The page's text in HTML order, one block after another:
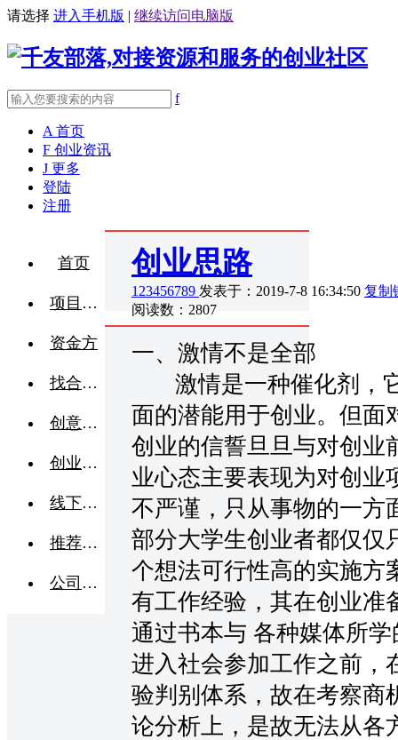
请选择 进入手机版 | 继续访问电脑版
f
A 首页
F 创业资讯
J 更多
登陆
注册
首页
项目融资
资金方
找合伙人
创意点子
创业交流
线下活动
推荐企业
公司转让
创业思路
123456789 发表于：2019-7-8 16:34:50 复制
阅读数：2807
一、激情不是全部
激情是一种催化剂，
面的潜能用于创业。但面
创业的信誓旦旦与对创业
业心态主要表现为对创业
不严谨，只从事物的一方
部分大学生创业者都仅仅
个想法可行性高的实施方
有工作经验，其在创业准
通过书本与 各种媒体所
进入社会参加工作之前，
验判别体系，故在考察商
论分析上，是故无法从各